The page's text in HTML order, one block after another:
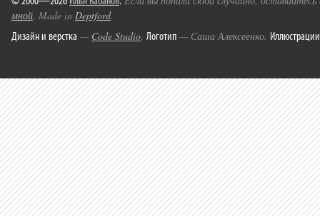
мной. Made in Deptford.
Дизайн и верстка — Code Studio. Логотип — Саша Алексеенко. Иллюстрации